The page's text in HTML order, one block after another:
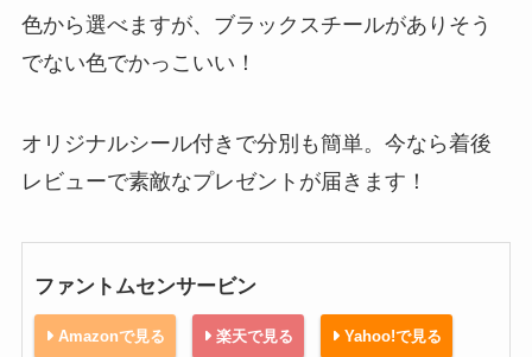
色から選べますが、ブラックスチールがありそう
でない色でかっこいい！
オリジナルシール付きで分別も簡単。今なら着後
レビューで素敵なプレゼントが届きます！
ファントムセンサービン
Amazonで見る 楽天で見る Yahoo!で見る